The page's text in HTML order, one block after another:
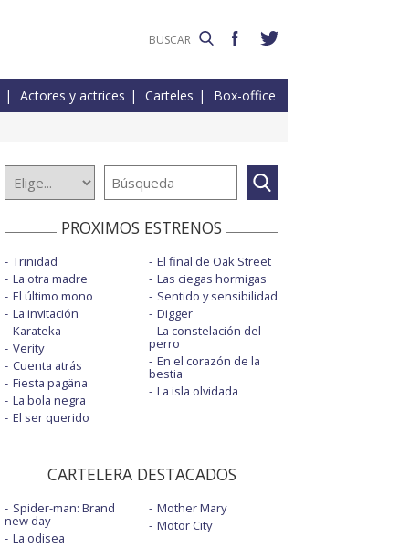
Actores y actrices Carteles Box-office
PROXIMOS ESTRENOS
Trinidad
La otra madre
El último mono
La invitación
Karateka
Verity
Cuenta atrás
Fiesta pagäna
La bola negra
El ser querido
El final de Oak Street
Las ciegas hormigas
Sentido y sensibilidad
Digger
La constelación del
perro
En el corazón de la
bestia
La isla olvidada
CARTELERA DESTACADOS
Spider-man: Brand
new day
La odisea
Mother Mary
Motor City